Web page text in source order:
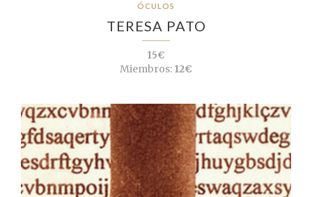
ÓCULOS
TERESA PATO
15€
Miembros: 12€